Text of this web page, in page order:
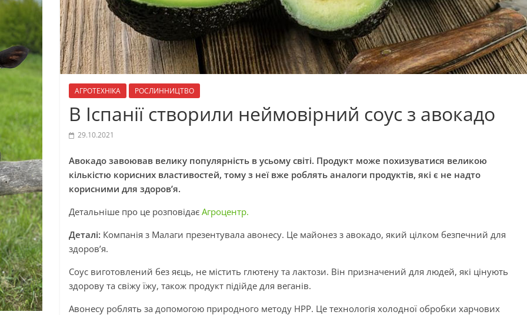
АГРОТЕХНІКА РОСЛИННИЦТВО
В Іспанії створили неймовірний соус з авокадо
29.10.2021
Авокадо завоював велику популярність в усьому світі. Продукт може похизуватися великою
кількістю корисних властивостей, тому з неї вже роблять аналоги продуктів, які є не надто
корисними для здоров’я.
Детальніше про це розповідає Агроцентр.
Деталі: Компанія з Малаги презентувала авонесу. Це майонез з авокадо, який цілком безпечний для
здоров’я.
Соус виготовлений без яєць, не містить глютену та лактози. Він призначений для людей, які цінують
здорову та свіжу їжу, також продукт підійде для веганів.
Авонесу роблять за допомогою природного методу HPP. Це технологія холодної обробки харчових